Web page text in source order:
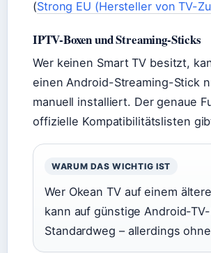
(Strong EU (Hersteller von TV-
IPTV-Boxen und Streaming-Sticks
Wer keinen Smart TV besitzt,
einen Android-Streaming-Stick
manuell installiert. Der genaue
offizielle Kompatibilitätslisten
WARUM DAS WICHTIG IST
Wer Okean TV auf einem
kann auf günstige Android-
Standardweg – allerdings